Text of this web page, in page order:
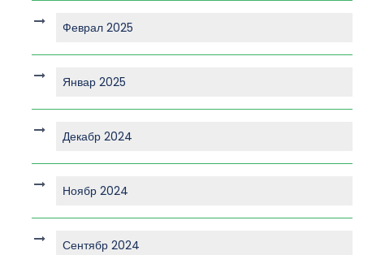
Феврал 2025
Январ 2025
Декабр 2024
Ноябр 2024
Сентябр 2024